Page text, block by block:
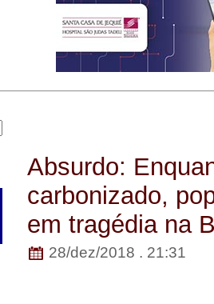
Absurdo:
carbonizado,
em tragédia na
28/dez/2018 . 21:31